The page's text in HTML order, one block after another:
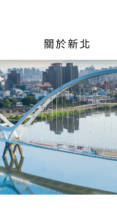
關於新北
聯絡我
們
市政公告
安全指引 RSS訂閱
果 出國
令 預算
總預
總決
務 行動
助自己查 公有
健
勵
礙者懷孕手冊
健
托育
教育
幼兒
國小
國高
特殊